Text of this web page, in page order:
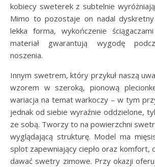
kobiecy sweterek z subtelnie
Mimo to pozostaje on nadal dyskretny
lekka forma, wykończenie
materiał gwarantują wygodę
noszenia.
Innym swetrem, który przykuł naszą
wzorem w szeroką, pionową
wariacja na temat warkoczy – w tym
jednak od siebie wyraźnie oddzielone,
ze sobą. Tworzy to na powierzchni
wyglądającą strukturę. Model ma
splot zapewniający ciepło oraz komfort,
dawać swetry zimowe. Przy okazji